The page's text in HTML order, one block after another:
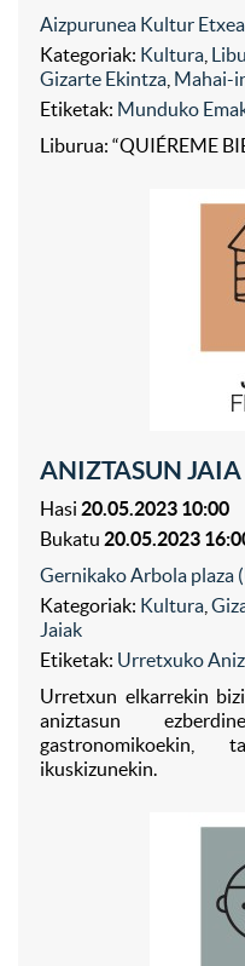
Aizpurunea Kultur
Kategoriak: Kultura
Gizarte Ekintza Mahai-
Etiketak: Munduko
Liburua: “QUIÉREME
ANIZTASUN JAIA
Hasi 20.05.2023 10:00
Bukatu 20.05.2023
Gernikako Arbola plaza
Kategoriak: Kultura
Jaiak
Etiketak: Urretxuko
Urretxun elkarrekin
aniztasun
gastronomikoekin,
ikuskizunekin.